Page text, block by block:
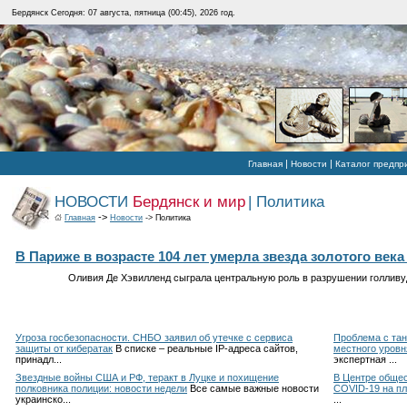
Бердянск Сегодня: 07 августа, пятница (00:45), 2026 год.
Главная | Новости | Каталог
НОВОСТИ Бердянск и мир | Политика
Главная -> Новости -> Политика
В Париже в возрасте 104 лет умерла звезда золотого
Оливия Де Хэвилленд сыграла центральную роль в разрушении
Угроза госбезопасности. СНБО заявил об утечке с сервиса
защиты от кибератак В списке – реальные IP-адреса сайтов,
принадл
Проблема с
местного
экспертная
Звездные войны США и РФ, теракт в Луцке и похищение
полковника полиции: новости недели Все самые важные новости
украинско
В Центре
COVID-19 на